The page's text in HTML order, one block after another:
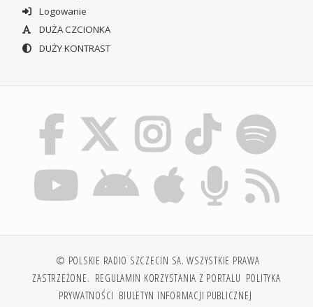
Logowanie
DUŻA CZCIONKA
DUŻY KONTRAST
© POLSKIE RADIO SZCZECIN SA. WSZYSTKIE PRAWA
ZASTRZEŻONE. REGULAMIN KORZYSTANIA Z PORTALU POLITYKA
PRYWATNOŚCI BIULETYN INFORMACJI PUBLICZNEJ